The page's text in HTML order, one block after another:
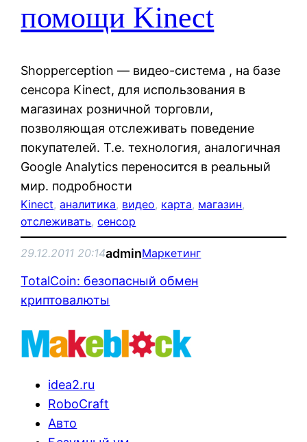
помощи Kinect
Shopperception — видео-система , на базе
сенсора Kinect, для использования в
магазинах розничной торговли,
позволяющая отслеживать поведение
покупателей. Т.е. технология, аналогичная
Google Analytics переносится в реальный
мир. подробности
Kinect, аналитика, видео, карта, магазин
отслеживать, сенсор
29.12.2011 20:14adminМаркетинг
TotalCoin: безопасный обмен
криптовалюты
idea2.ru
RoboCraft
Авто